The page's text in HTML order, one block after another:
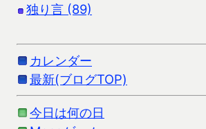
独り言 (89)
カレンダー
最新(ブログTOP)
今日は何の日